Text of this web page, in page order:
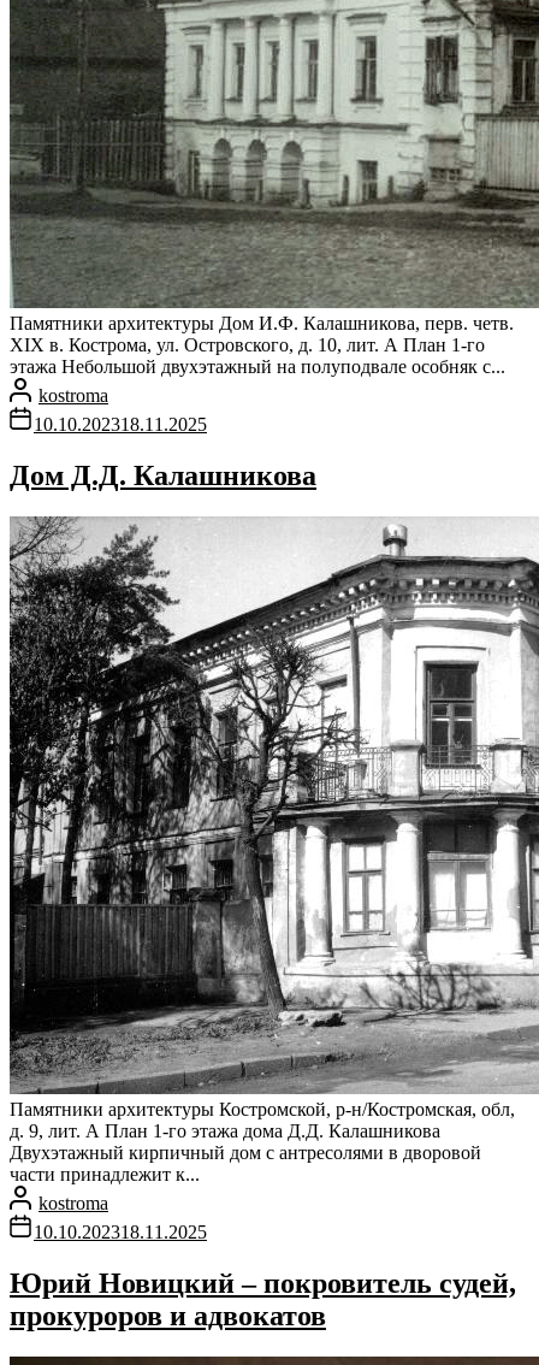
Памятники архитектуры Дом И.Ф. Калашникова, перв. четв.
XIX в. Кострома, ул. Островского, д. 10, лит. А План 1-го
этажа Небольшой двухэтажный на полуподвале особняк с...
kostroma
10.10.202318.11.2025
Дом Д.Д. Калашникова
Памятники архитектуры Костромской, р-н/Костромская, обл,
д. 9, лит. А План 1-го этажа дома Д.Д. Калашникова
Двухэтажный кирпичный дом с антресолями в дворовой
части принадлежит к...
kostroma
10.10.202318.11.2025
Юрий Новицкий – покровитель судей,
прокуроров и адвокатов